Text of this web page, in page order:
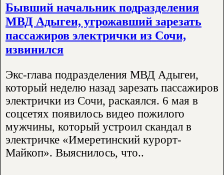
Бывший начальник подразделения
МВД Адыгеи, угрожавший зарезать
пассажиров электрички из Сочи,
извинился
Экс-глава подразделения МВД Адыгеи,
который неделю назад зарезать пассажиров
электрички из Сочи, раскаялся. 6 мая в
соцсетях появилось видео пожилого
мужчины, который устроил скандал в
электричке «Имеретинский курорт-
Майкоп». Выяснилось, что..